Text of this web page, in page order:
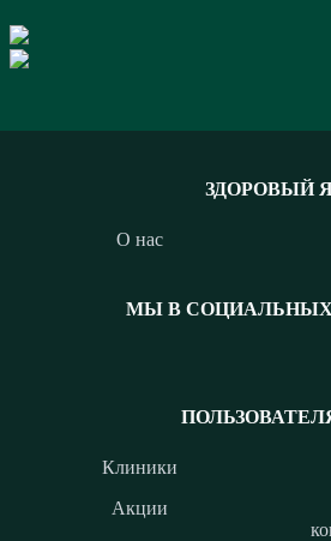
ЗДОРОВЫЙ
О нас
МЫ В СОЦИАЛЬНЫХ
Клиники
Акции